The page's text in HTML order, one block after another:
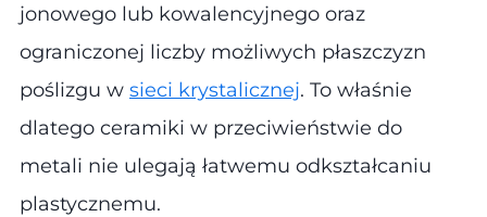
jonowego lub kowalencyjnego oraz
ograniczonej liczby możliwych płaszczyzn
poślizgu w sieci krystalicznej. To właśnie
dlatego ceramiki w przeciwieństwie do
metali nie ulegają łatwemu odkształcaniu
plastycznemu.